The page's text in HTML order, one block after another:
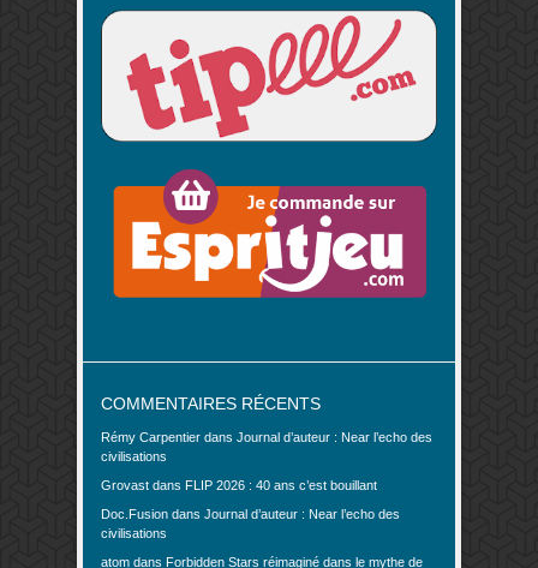
COMMENTAIRES RÉCENTS
Rémy Carpentier dans Journal d’auteur : Near l’echo des
civilisations
Grovast dans FLIP 2026 : 40 ans c’est bouillant
Doc.Fusion dans Journal d’auteur : Near l’echo des
civilisations
atom dans Forbidden Stars réimaginé dans le mythe de